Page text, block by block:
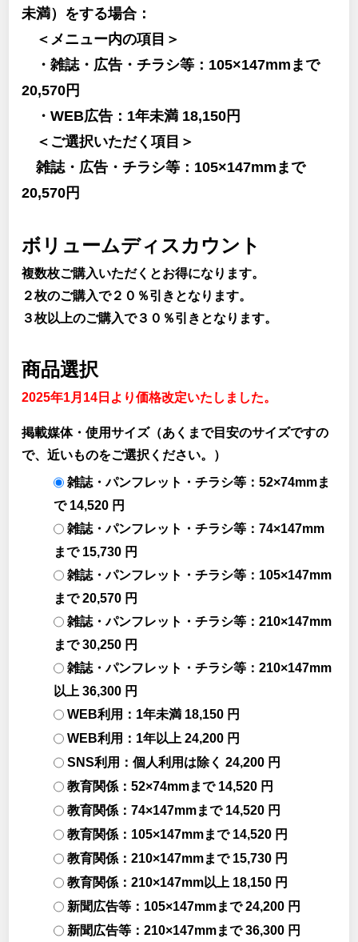
未満）をする場合：
＜メニュー内の項目＞
・雑誌・広告・チラシ等：105×147mmまで
20,570円
・WEB広告：1年未満 18,150円
＜ご選択いただく項目＞
雑誌・広告・チラシ等：105×147mmまで
20,570円
ボリュームディスカウント
複数枚ご購入いただくとお得になります。
２枚のご購入で２０％引きとなります。
３枚以上のご購入で３０％引きとなります。
商品選択
2025年1月14日より価格改定いたしました。
掲載媒体・使用サイズ（あくまで目安のサイズですの
で、近いものをご選択ください。）
雑誌・パンフレット・チラシ等：52×74mmま
で 14,520 円
雑誌・パンフレット・チラシ等：74×147mm
まで 15,730 円
雑誌・パンフレット・チラシ等：105×147mm
まで 20,570 円
雑誌・パンフレット・チラシ等：210×147mm
まで 30,250 円
雑誌・パンフレット・チラシ等：210×147mm
以上 36,300 円
WEB利用：1年未満 18,150 円
WEB利用：1年以上 24,200 円
SNS利用：個人利用は除く 24,200 円
教育関係：52×74mmまで 14,520 円
教育関係：74×147mmまで 14,520 円
教育関係：105×147mmまで 14,520 円
教育関係：210×147mmまで 15,730 円
教育関係：210×147mm以上 18,150 円
新聞広告等：105×147mmまで 24,200 円
新聞広告等：210×147mmまで 36,300 円